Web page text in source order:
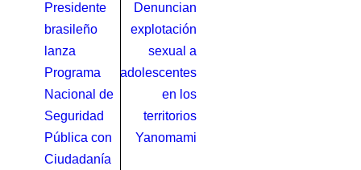
Presidente
brasileño
lanza
Programa
Nacional de
Seguridad
Pública con
Ciudadanía
Denuncian
explotación
sexual a
adolescentes
en los
territorios
Yanomami